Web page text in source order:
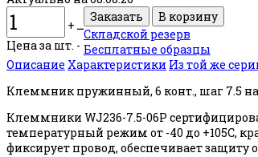
+ ــ
Цена за шт. -
Складской резерв
Бесплатные образцы
Описание Характеристики Из той же
Клеммник пружинный, 6 конт., шаг 7.5
Клеммники WJ236-7.5-06P
температурный режим от -40 до +105С,
фиксирует провод, обеспечивает